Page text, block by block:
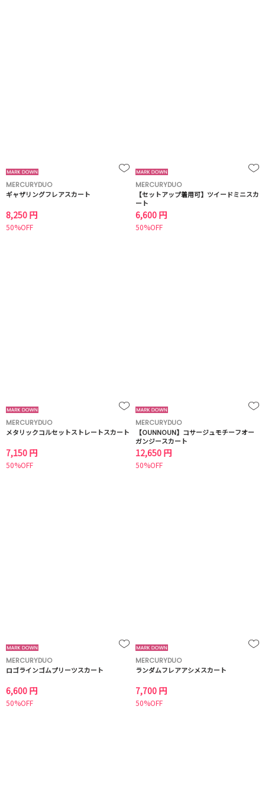
MERCURYDUO
ギャザリングフレアスカート
8,250 円
50%OFF
MERCURYDUO
【セットアップ着用可】ツイードミニスカ
ート
6,600 円
50%OFF
MERCURYDUO
メタリックコルセットストレートスカート
7,150 円
50%OFF
MERCURYDUO
【OUNNOUN】コサージュモチーフオー
ガンジースカート
12,650 円
50%OFF
MERCURYDUO
ロゴラインゴムプリーツスカート
6,600 円
50%OFF
MERCURYDUO
ランダムフレアアシメスカート
7,700 円
50%OFF